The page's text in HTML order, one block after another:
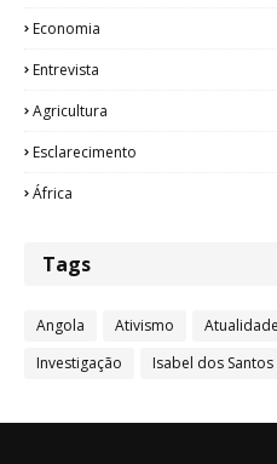
Economia
Entrevista
Agricultura
Esclarecimento
África
Tags
Angola Ativismo Atualidade
Investigação
Isabel dos Santos